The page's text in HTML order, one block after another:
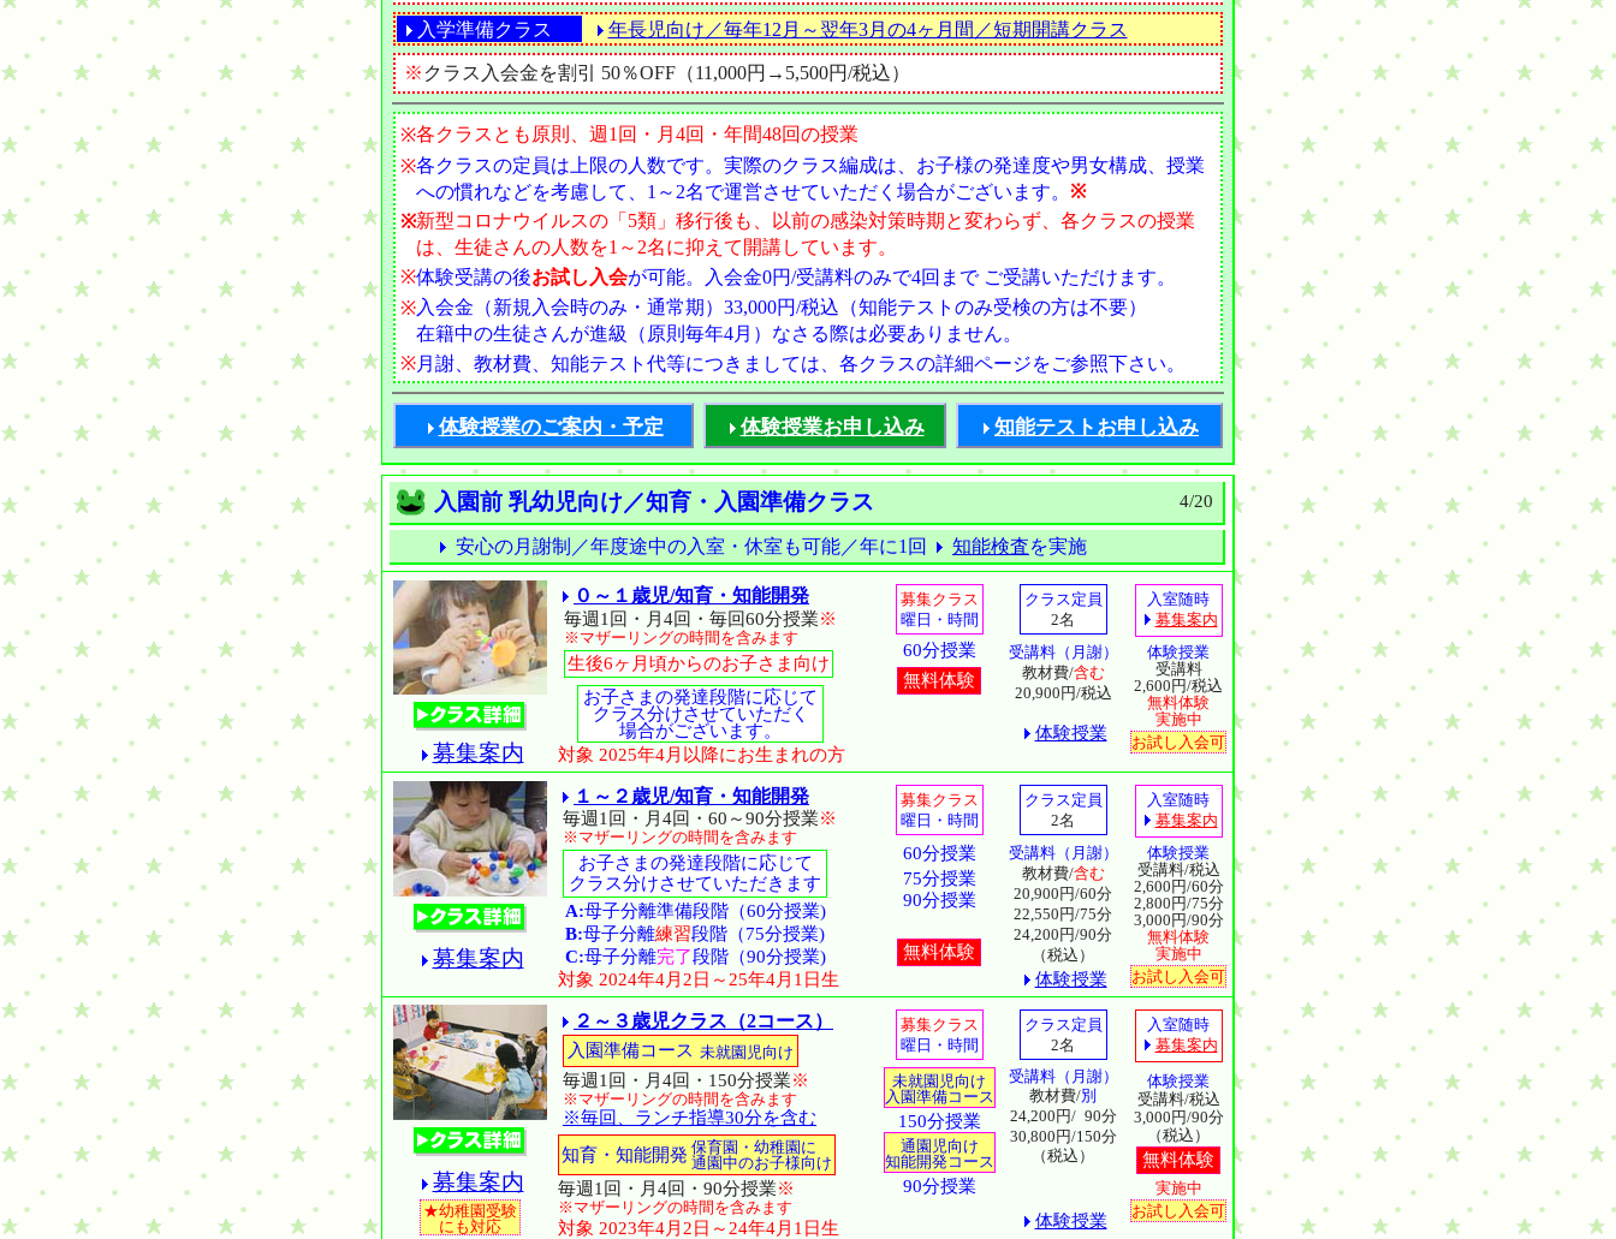
入学準備クラス
年長児向け／毎年12月～翌年3月の4ヶ月間／短期開講クラス
※ クラス入会金を割引 50％OFF（11,000円→5,500円/税込）
※各クラスとも原則、週1回・月4回・年間48回の授業
※各クラスの定員は上限の人数です。実際のクラス編成は、お子様の発達度や男女構成、授業
への慣れなどを考慮して、1～2名で運営させていただく場合がございます。 ※
※新型コロナウイルスの「5類」移行後も、以前の感染対策時期と変わらず、各クラスの授業
は、生徒さんの人数を1～2名に抑えて開講しています。
※体験受講の後お試し入会が可能。入会金0円/受講料のみで4回まで ご受講いただけます。
※入会金（新規入会時のみ・通常期）33,000円/税込（知能テストのみ受検の方は不要）
在籍中の生徒さんが進級（原則毎年4月）なさる際は必要ありません。
※月謝、教材費、知能テスト代等につきましては、各クラスの詳細ページをご参照下さい。
体験授業のご案内・予定 体験授業お申し込み 知能テストお申し込み
入園前 乳幼児向け／知育・入園準備クラス 4/20
安心の月謝制／年度途中の入室・休室も可能／年に1回 知能検査を実施
募集案内
０～１歳児/知育・知能開発
毎週1回・月4回・毎回60分授業※
※マザーリングの時間を含みます
生後6ヶ月頃からのお子さま向け
お子さまの発達段階に応じて
クラス分けさせていただく
場合がございます。
対象 2025年4月以降にお生まれの方
募集クラス
曜日・時間
60分授業
無料体験
クラス定員
2名
受講料（月謝）
教材費/含む
20,900円/税込
体験授業
入室随時
募集案内
体験授業
受講料
2,600円/税込
無料体験
実施中
お試し入会可
募集案内
１～２歳児/知育・知能開発
毎週1回・月4回・60～90分授業※
※マザーリングの時間を含みます
お子さまの発達段階に応じて
クラス分けさせていただきます
A:母子分離準備段階（60分授業)
B:母子分離練習段階（75分授業)
C:母子分離完了段階（90分授業)
対象 2024年4月2日～25年4月1日生
募集クラス
曜日・時間
60分授業
75分授業
90分授業
無料体験
クラス定員
2名
受講料（月謝）
教材費/含む
20,900円/60分
22,550円/75分
24,200円/90分
（税込）
体験授業
入室随時
募集案内
体験授業
受講料/税込
2,600円/60分
2,800円/75分
3,000円/90分
無料体験
実施中
お試し入会可
募集案内
★幼稚園受験
にも対応
２～３歳児クラス（2コース）
入園準備コース 未就園児向け
毎週1回・月4回・150分授業※
※マザーリングの時間を含みます
※毎回、ランチ指導30分を含む
知育・知能開発 保育園・幼稚園に
通園中のお子様向け
毎週1回・月4回・90分授業※
※マザーリングの時間を含みます
対象 2023年4月2日～24年4月1日生
募集クラス
曜日・時間
未就園児向け
入園準備コース
150分授業
通園児向け
知能開発コース
90分授業
クラス定員
2名
受講料（月謝）
教材費/別
24,200円/ 90分
30,800円/150分
（税込）
体験授業
入室随時
募集案内
体験授業
受講料/税込
3,000円/90分
（税込）
無料体験
実施中
お試し入会可